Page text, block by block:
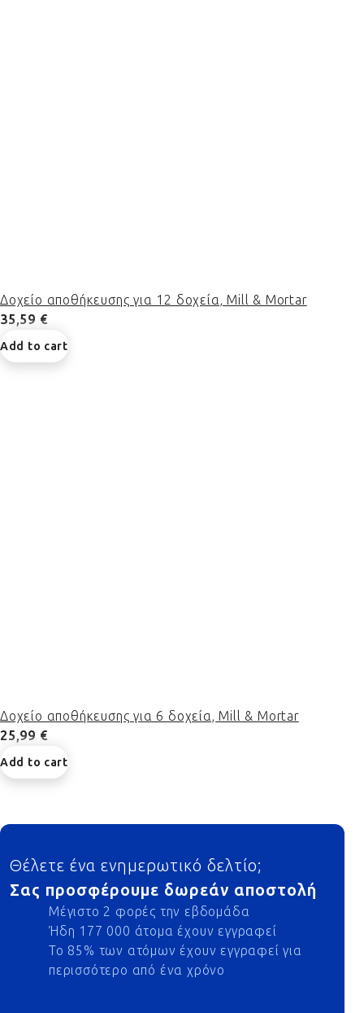
Δοχείο αποθήκευσης για 12 δοχεία, Mill & Mortar
35,59 €
Add to cart
Δοχείο αποθήκευσης για 6 δοχεία, Mill & Mortar
25,99 €
Add to cart
Footer
Θέλετε ένα ενημερωτικό δελτίο;
Σας προσφέρουμε δωρεάν αποστολή
Μέγιστο 2 φορές την εβδομάδα
Ήδη 177 000 άτομα έχουν εγγραφεί
Το 85% των ατόμων έχουν εγγραφεί για
περισσότερο από ένα χρόνο